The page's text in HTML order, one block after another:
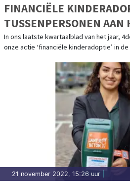
FINANCIËLE
TUSSENPERSONEN AAN
In ons laatste kwartaalblad van het jaar,
onze actie ‘financiële kinderadoptie’ in
21 november 2022, 15:26 uur